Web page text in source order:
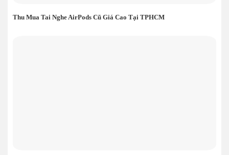
Thu Mua Tai Nghe AirPods Cũ Giá Cao Tại TPHCM